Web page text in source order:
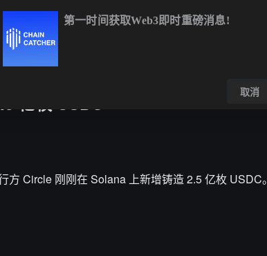
亿枚 USDC
Circle 刚刚在 Solana 上新增铸造 2.5 亿枚 USDC。
第一时间获取Web3即时重磅消息!
取消